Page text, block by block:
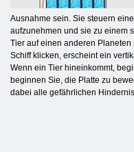
Ausnahme sein. Sie steuern
aufzunehmen und sie zu einem
Tier auf einen anderen
Schiff klicken, erscheint ein
Wenn ein Tier hineinkommt,
beginnen Sie, die Platte zu
dabei alle gefährlichen